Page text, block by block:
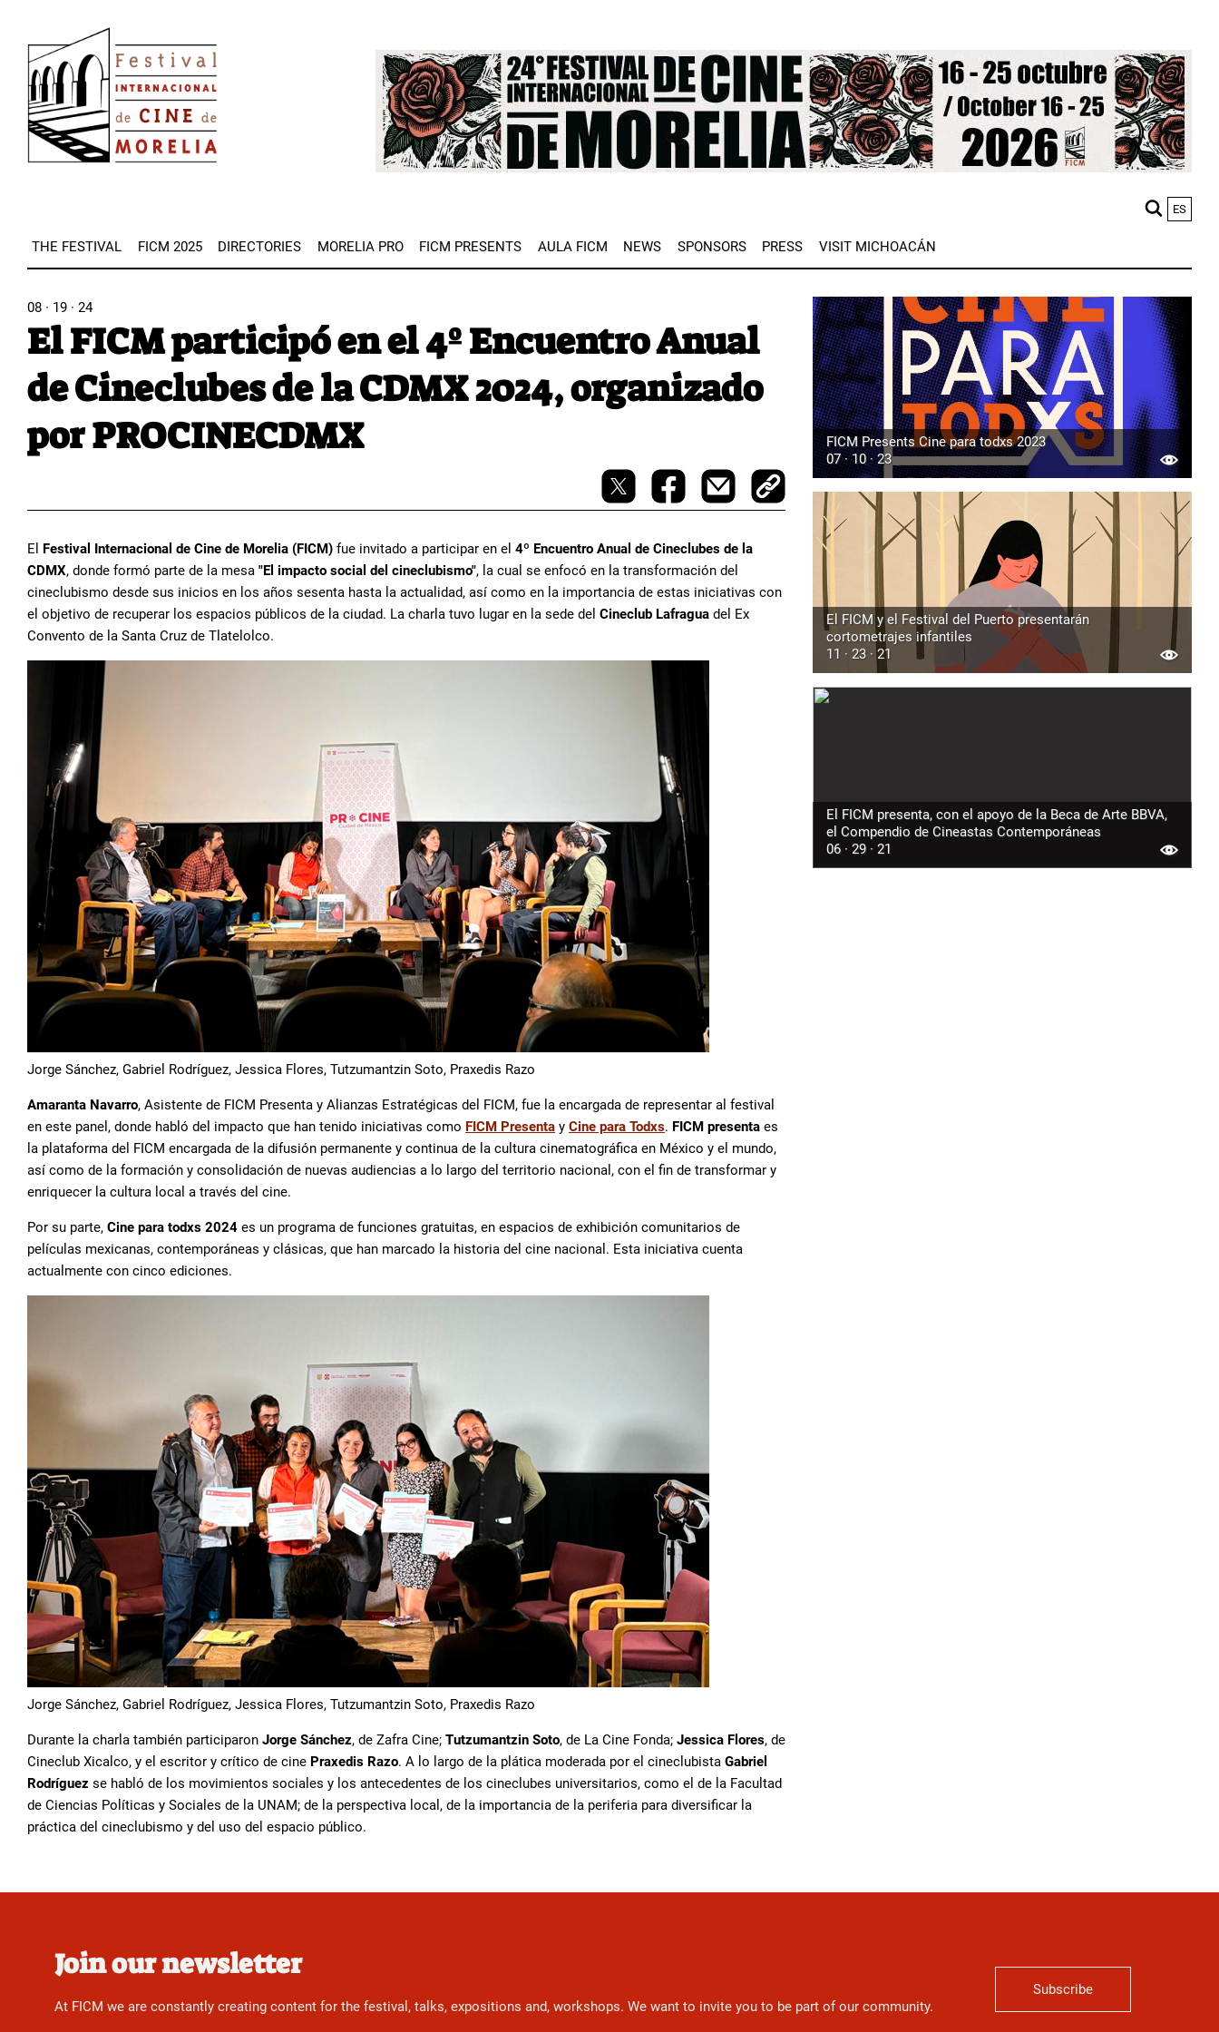
main
content
Image
ES
THE FESTIVAL FICM 2025 DIRECTORIES MORELIA PRO FICM PRESENTS AULA FICM NEWS SPONSORS PRESS VISIT MICHOACÁN
08 · 19 · 24
El FICM participó en el 4º Encuentro Anual
de Cineclubes de la CDMX 2024, organizado
por PROCINECDMX
El Festival Internacional de Cine de Morelia (FICM) fue invitado a participar en el 4º Encuentro Anual de Cineclubes de la
CDMX, donde formó parte de la mesa "El impacto social del cineclubismo", la cual se enfocó en la transformación del
cineclubismo desde sus inicios en los años sesenta hasta la actualidad, así como en la importancia de estas iniciativas con
el objetivo de recuperar los espacios públicos de la ciudad. La charla tuvo lugar en la sede del Cineclub Lafragua del Ex
Convento de la Santa Cruz de Tlatelolco.
Jorge Sánchez, Gabriel Rodríguez, Jessica Flores, Tutzumantzin Soto, Praxedis Razo
Amaranta Navarro, Asistente de FICM Presenta y Alianzas Estratégicas del FICM, fue la encargada de representar al festival
en este panel, donde habló del impacto que han tenido iniciativas como FICM Presenta y Cine para Todxs. FICM presenta es
la plataforma del FICM encargada de la difusión permanente y continua de la cultura cinematográfica en México y el mundo,
así como de la formación y consolidación de nuevas audiencias a lo largo del territorio nacional, con el fin de transformar y
enriquecer la cultura local a través del cine.
Por su parte, Cine para todxs 2024 es un programa de funciones gratuitas, en espacios de exhibición comunitarios de
películas mexicanas, contemporáneas y clásicas, que han marcado la historia del cine nacional. Esta iniciativa cuenta
actualmente con cinco ediciones.
Jorge Sánchez, Gabriel Rodríguez, Jessica Flores, Tutzumantzin Soto, Praxedis Razo
Durante la charla también participaron Jorge Sánchez, de Zafra Cine; Tutzumantzin Soto, de La Cine Fonda; Jessica Flores, de
Cineclub Xicalco, y el escritor y crítico de cine Praxedis Razo. A lo largo de la plática moderada por el cineclubista Gabriel
Rodríguez se habló de los movimientos sociales y los antecedentes de los cineclubes universitarios, como el de la Facultad
de Ciencias Políticas y Sociales de la UNAM; de la perspectiva local, de la importancia de la periferia para diversificar la
práctica del cineclubismo y del uso del espacio público.
FICM Presents Cine para todxs 2023
07 · 10 · 23
El FICM y el Festival del Puerto presentarán
cortometrajes infantiles
11 · 23 · 21
El FICM presenta, con el apoyo de la Beca de Arte BBVA,
el Compendio de Cineastas Contemporáneas
06 · 29 · 21
Join our newsletter
At FICM we are constantly creating content for the festival, talks, expositions and, workshops. We want to invite you to be part of our community.
Subscribe